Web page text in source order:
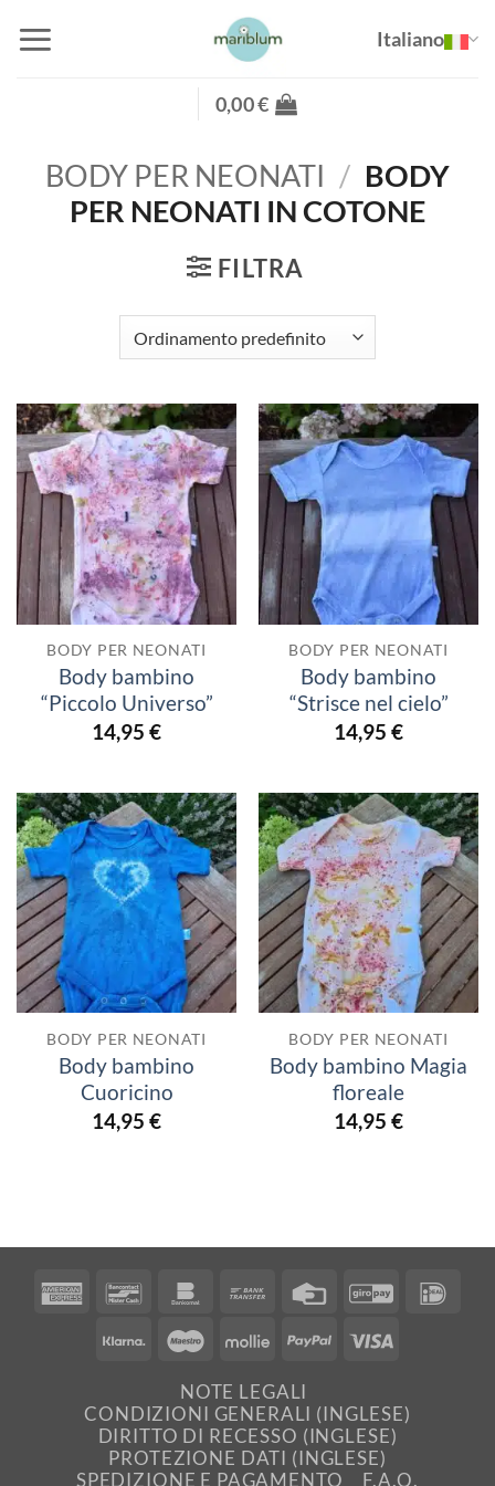
Italiano
0,00€
BODY PER NEONATI / BODY
PER NEONATI IN COTONE
FILTRA
BODY PER NEONATI
Body bambino
“Piccolo Universo”
14,95 €
BODY PER NEONATI
Body bambino
“Strisce nel cielo”
14,95 €
BODY PER NEONATI
Body bambino
Cuoricino
14,95 €
BODY PER NEONATI
Body bambino Magia
floreale
14,95 €
AmericanBancontactBankomat
Bank
CreditGiroPay
Klarna MaestroMolliePayPal
NOTE LEGALI
CONDIZIONI GENERALI (INGLESE)
DIRITTO DI RECESSO (INGLESE)
PROTEZIONE DATI (INGLESE)
SPEDIZIONE E PAGAMENTO
F.A.Q.